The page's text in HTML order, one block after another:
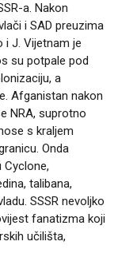
a. Nakon
i SAD preuzima
i J. Vijetnam je
su potpale pod
a
Afganistan nakon
NRA, suprotno
s kraljem
Onda
talibana,
SSSR nevoljko
fanatizma koji
učilišta,